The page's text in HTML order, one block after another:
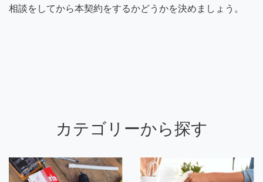
相談をしてから本契約をするかどうかを決めましょう。
カテゴリーから探す